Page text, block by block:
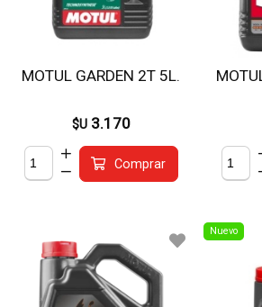
MOTUL GARDEN 2T 5L.
$U 3.170
Comprar
Nuevo